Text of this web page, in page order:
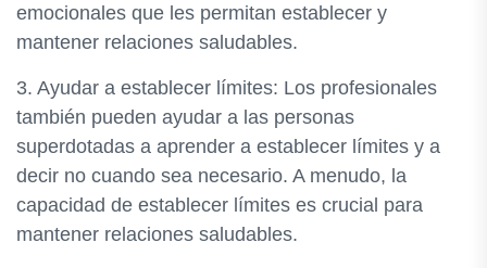
emocionales que les permitan establecer y
mantener relaciones saludables.
3. Ayudar a establecer límites: Los profesionales
también pueden ayudar a las personas
superdotadas a aprender a establecer límites y a
decir no cuando sea necesario. A menudo, la
capacidad de establecer límites es crucial para
mantener relaciones saludables.